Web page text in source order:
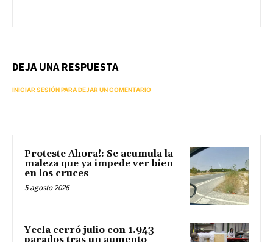
DEJA UNA RESPUESTA
INICIAR SESIÓN PARA DEJAR UN COMENTARIO
Proteste Ahora!: Se acumula la
maleza que ya impede ver bien
en los cruces
5 agosto 2026
Yecla cerró julio con 1.943